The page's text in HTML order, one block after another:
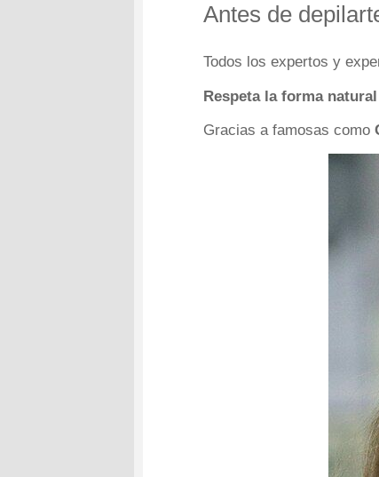
Antes de
Todos los expertos y
Respeta la forma
Gracias a famosas como